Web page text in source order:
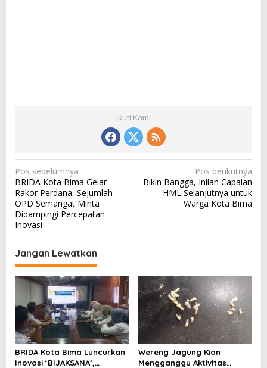
Ikuti Kami
N
a
v
i
a
s
i
p
o
s
Pos sebelumnya
BRIDA Kota Bima Gelar
Rakor Perdana, Sejumlah
OPD Semangat Minta
Didampingi Percepatan
Inovasi
Pos berikutnya
Bikin Bangga, Inilah Capaian
HML Selanjutnya untuk
Warga Kota Bima
Jangan Lewatkan
BRIDA Kota Bima Luncurkan
Inovasi ‘BIJAKSANA’,
Wereng Jagung Kian
Mengganggu Aktivitas